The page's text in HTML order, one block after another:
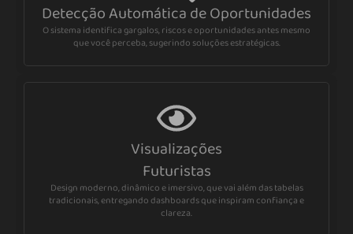
Detecção Automática de Oportunidades
O sistema identifica gargalos, riscos e oportunidades antes mesmo
que você perceba, sugerindo soluções estratégicas.
Visualizações
Futuristas
Design moderno, dinâmico e imersivo, que vai além das tabelas
tradicionais, entregando dashboards que inspiram confiança e
clareza.